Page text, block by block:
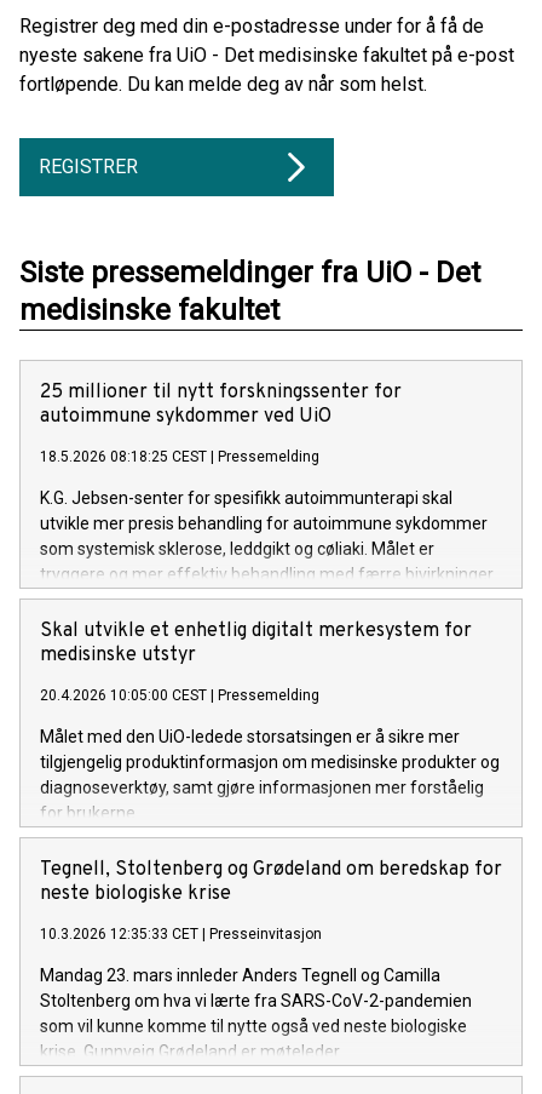
Registrer deg med din e-postadresse under for å få de
nyeste sakene fra UiO - Det medisinske fakultet på e-post
fortløpende. Du kan melde deg av når som helst.
REGISTRER
Siste pressemeldinger fra UiO - Det
medisinske fakultet
25 millioner til nytt forskningssenter for
autoimmune sykdommer ved UiO
18.5.2026 08:18:25 CEST | Pressemelding
K.G. Jebsen-senter for spesifikk autoimmunterapi skal
utvikle mer presis behandling for autoimmune sykdommer
som systemisk sklerose, leddgikt og cøliaki. Målet er
tryggere og mer effektiv behandling med færre bivirkninger.
Skal utvikle et enhetlig digitalt merkesystem for
medisinske utstyr
20.4.2026 10:05:00 CEST | Pressemelding
Målet med den UiO-ledede storsatsingen er å sikre mer
tilgjengelig produktinformasjon om medisinske produkter og
diagnoseverktøy, samt gjøre informasjonen mer forståelig
for brukerne.
Tegnell, Stoltenberg og Grødeland om beredskap for
neste biologiske krise
10.3.2026 12:35:33 CET | Presseinvitasjon
Mandag 23. mars innleder Anders Tegnell og Camilla
Stoltenberg om hva vi lærte fra SARS-CoV-2-pandemien
som vil kunne komme til nytte også ved neste biologiske
krise. Gunnveig Grødeland er møteleder.